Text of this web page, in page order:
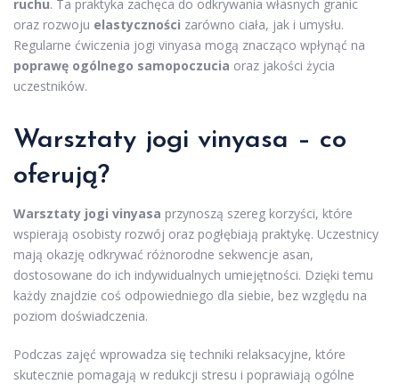
ruchu. Ta praktyka zachęca do odkrywania własnych granic
oraz rozwoju elastyczności zarówno ciała, jak i umysłu.
Regularne ćwiczenia jogi vinyasa mogą znacząco wpłynąć na
poprawę ogólnego samopoczucia oraz jakości życia
uczestników.
Warsztaty jogi vinyasa – co
oferują?
Warsztaty jogi vinyasa przynoszą szereg korzyści, które
wspierają osobisty rozwój oraz pogłębiają praktykę. Uczestnicy
mają okazję odkrywać różnorodne sekwencje asan,
dostosowane do ich indywidualnych umiejętności. Dzięki temu
każdy znajdzie coś odpowiedniego dla siebie, bez względu na
poziom doświadczenia.
Podczas zajęć wprowadza się techniki relaksacyjne, które
skutecznie pomagają w redukcji stresu i poprawiają ogólne